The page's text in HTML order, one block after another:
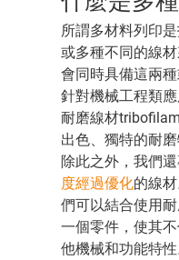
所謂多材料列印
或多種不同的線
會同時具備這兩種
針對機械工程類
耐磨線材
出色、獨特的耐
除此之外，我們
度經過優化的線
們可以結合使用
一個零件，使其
他機械和功能特性